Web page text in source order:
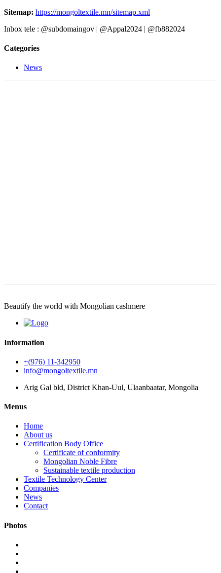
Sitemap: https://mongoltextile.mn/sitemap.xml
Inbox tele : @subdomaingov | @Appal2024 | @fb882024
Categories
News
Beautify the world with Mongolian cashmere
Information
+(976) 11-342950
info@mongoltextile.mn
Arig Gal bld, District Khan-Uul, Ulaanbaatar, Mongolia
Menus
Home
About us
Certification Body Office
Certificate of conformity
Mongolian Noble Fibre
Sustainable textile production
Textile Technology Center
Companies
News
Contact
Photos